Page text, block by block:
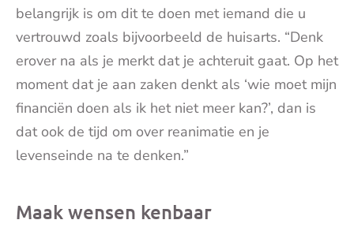
belangrijk is om dit te doen met iemand die u
vertrouwd zoals bijvoorbeeld de huisarts. “Denk
erover na als je merkt dat je achteruit gaat. Op het
moment dat je aan zaken denkt als ‘wie moet mijn
financiën doen als ik het niet meer kan?’, dan is
dat ook de tijd om over reanimatie en je
levenseinde na te denken.”
Maak wensen kenbaar